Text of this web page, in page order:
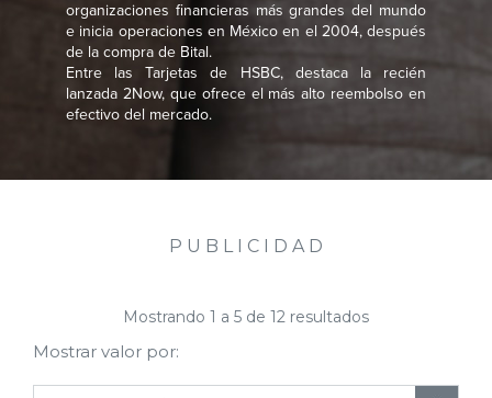
organizaciones financieras más grandes del mundo
e inicia operaciones en México en el 2004, después
de la compra de Bital.
Entre las Tarjetas de HSBC, destaca la recién
lanzada 2Now, que ofrece el más alto reembolso en
efectivo del mercado.
P U B L I C I D A D
Mostrando 1 a 5 de 12 resultados
Mostrar valor por: